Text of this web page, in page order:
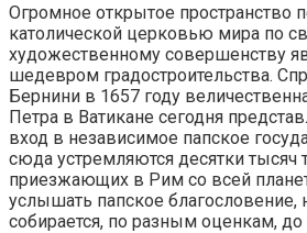
Огромное открытое пространство
католической церковью мира по
художественному совершенству
шедевром градостроительства.
Бернини в 1657 году
Петра в Ватикане сегодня
вход в независимое папское
сюда устремляются десятки тысяч
приезжающих в Рим со всей
услышать папское благословение,
собирается, по разным оценкам,